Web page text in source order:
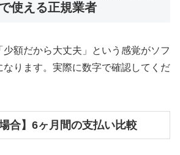
使える正規業者
額だから大丈夫」という感覚がソフ
なります。実際に数字で確認してくだ
合】6ヶ月間の支払い比較